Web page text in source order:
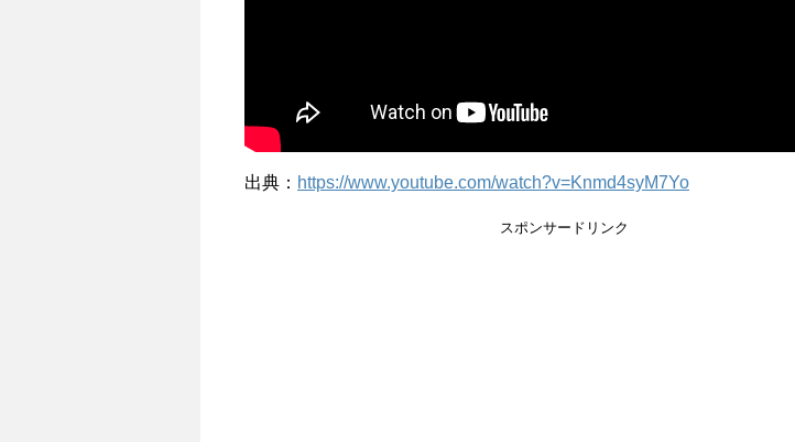
出典： https://www.youtube.com/watch?v=Knmd4syM7Yo
スポンサードリンク